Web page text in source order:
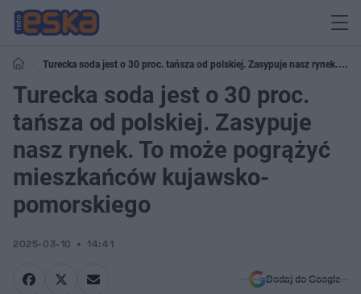
Turecka soda jest o 30 proc. tańsza od polskiej. Zasypuje nasz rynek. To
może pogrążyć mieszkańców kujawsko-pomorskiego
Turecka soda jest o 30 proc.
tańsza od polskiej. Zasypuje
nasz rynek. To może pogrążyć
mieszkańców kujawsko-
pomorskiego
2025-03-10 14:41
Dodaj do Google